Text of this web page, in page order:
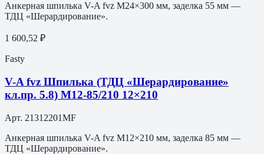
Анкерная шпилька V-A fvz M24×300 мм, заделка 55 мм —
ТДЦ «Шерардирование».
1 600,52 ₽
Fasty
V-A fvz Шпилька (ТДЦ «Шерардирование»
кл.пр. 5.8) M12-85/210 12×210
Арт. 21312201MF
Анкерная шпилька V-A fvz M12×210 мм, заделка 85 мм —
ТДЦ «Шерардирование».